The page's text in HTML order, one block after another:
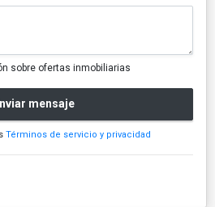
sobre ofertas inmobiliarias
mensaje
Términos de servicio y privacidad